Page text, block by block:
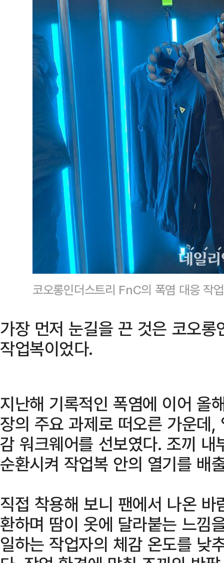
코오롱인더스트리 FnC의 폭염 대응 작
가장 먼저 눈길을 끈 것은 코오
작업복이었다.
지난해 기록적인 폭염에 이어 올
장의 주요 과제로 떠오른 가운데
감 워크웨어를 선보였다. 조끼
순환시켜 작업복 안의 열기를 배
직접 착용해 보니 팬에서 나온
환하며 땀이 옷에 달라붙는 느낌
일하는 작업자의 체감 온도를 낮